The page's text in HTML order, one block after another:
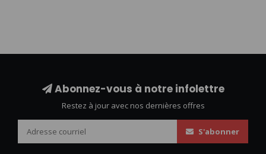
Abonnez-vous à notre infolettre
Restez à jour avec nos dernières offres
S'abonner